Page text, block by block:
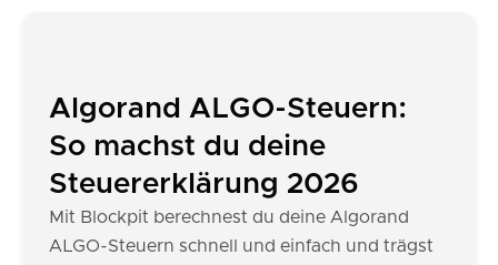
Algorand ALGO-Steuern:
So machst du deine
Steuererklärung 2026
Mit Blockpit berechnest du deine Algorand
ALGO-Steuern schnell und einfach und trägst